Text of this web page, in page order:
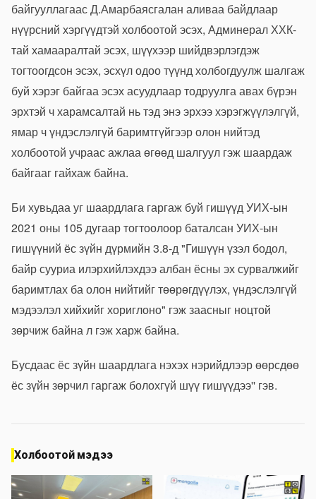
байгууллагаас Д.Амарбаясгалан аливаа байдлаар
нүүрсний хэргүүдтэй холбоотой эсэх, Админерал ХХК-
тай хамааралтай эсэх, шүүхээр шийдвэрлэгдэж
тогтоогдсон эсэх, эсхүл одоо түүнд холбогдуулж шалгаж
буй хэрэг байгаа эсэх асуудлаар тодруулга авах бүрэн
эрхтэй ч харамсалтай нь тэд энэ эрхээ хэрэгжүүлэлгүй,
ямар ч үндэслэлгүй баримтгүйгээр олон нийтэд
холбоотой учраас ажлаа өгөөд шалгуул гэж шаардаж
байгааг гайхаж байна.
Би хувьдаа уг шаардлага гаргаж буй гишүүд УИХ-ын
2021 оны 105 дугаар тогтоолоор баталсан УИХ-ын
гишүүний ёс зүйн дүрмийн 3.8-д "Гишүүн үзэл бодол,
байр сууриа илэрхийлэхдээ албан ёсны эх сурвалжийг
баримтлах ба олон нийтийг төөрөгдүүлэх, үндэслэлгүй
мэдээлэл хийхийг хориглоно" гэж заасныг ноцтой
зөрчиж байна л гэж харж байна.
Бусдаас ёс зүйн шаардлага нэхэх нэрийдлээр өөрсдөө
ёс зүйн зөрчил гаргаж болохгүй шүү гишүүдээ'' гэв.
Холбоотой мэдээ